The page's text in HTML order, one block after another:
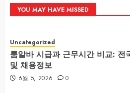
YOU MAY HAVE MISSED
Uncategorized
룸알바 시급과 근무시간 비교: 전
및 채용정보
6월 5, 2026 0